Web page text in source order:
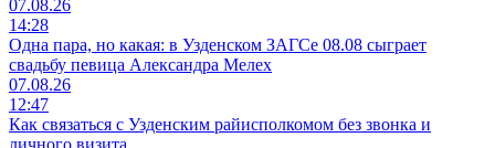
07.08.26
14:28
Одна пара, но какая: в Узденском ЗАГСе 08.08 сыграет
свадьбу певица Александра Мелех
07.08.26
12:47
Как связаться с Узденским райисполкомом без звонка и